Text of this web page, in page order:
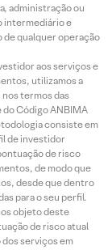
administração ou
intermediário e
de qualquer operação
aos serviços e
utilizamos a
termos das
do Código ANBIMA
consiste em
de investidor
de risco
de modo que
desde que dentro
para o seu perfil.
objeto deste
de risco atual
serviços em